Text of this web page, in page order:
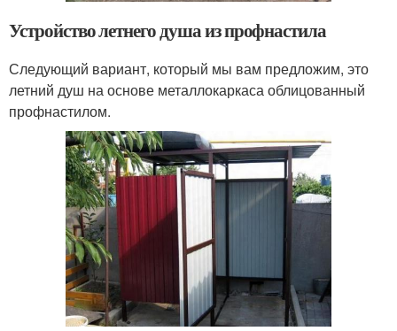
Устройство летнего душа из профнастила
Следующий вариант, который мы вам предложим, это
летний душ на основе металлокаркаса облицованный
профнастилом.